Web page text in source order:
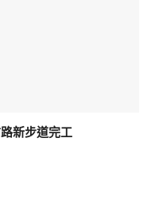
新步道完工